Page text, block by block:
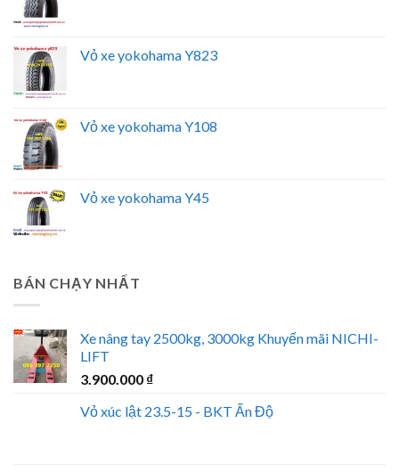
Vỏ xe yokohama Y823
Vỏ xe yokohama Y108
Vỏ xe yokohama Y45
BÁN CHẠY NHẤT
Xe nâng tay 2500kg, 3000kg Khuyến mãi NICHI-
LIFT
3.900.000 ₫
Vỏ xúc lật 23.5-15 - BKT Ấn Độ